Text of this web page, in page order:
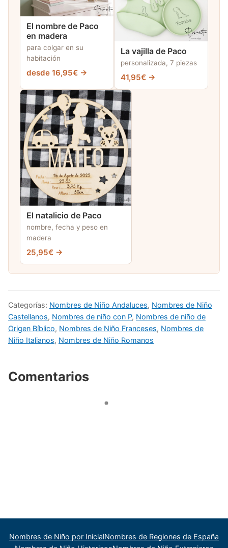
El nombre de Paco
en madera
para colgar en su
habitación
desde 16,95€ →
La vajilla de Paco
personalizada, 7 piezas
41,95€ →
El natalicio de Paco
nombre, fecha y peso en
madera
25,95€ →
Categorías: Nombres de Niño Andaluces, Nombres de Niño
Castellanos, Nombres de niño con P, Nombres de niño de
Origen Bíblico, Nombres de Niño Franceses, Nombres de
Niño Italianos, Nombres de Niño Romanos
Comentarios
Nombres de Niño por InicialNombres de Regiones de España